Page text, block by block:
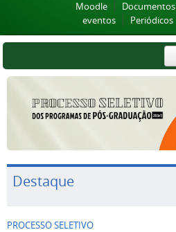
Moodle
Documentos
eventos
Periódicos
Destaque
PROCESSO SELETIVO